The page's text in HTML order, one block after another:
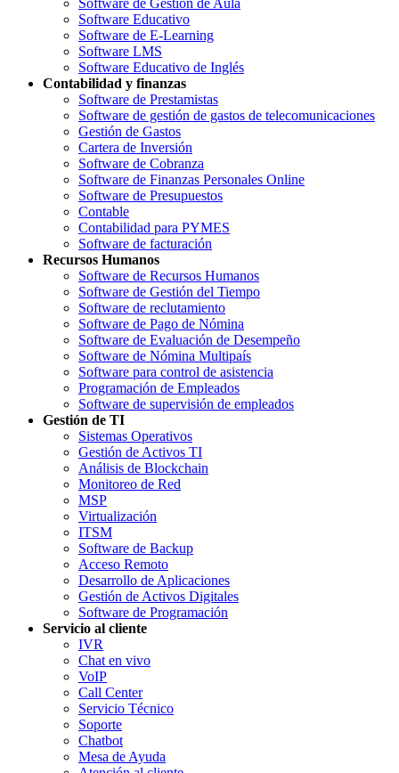
Software de Gestión de Aula
Software Educativo
Software de E-Learning
Software LMS
Software Educativo de Inglés
Contabilidad y finanzas
Software de Prestamistas
Software de gestión de gastos de telecomunicaciones
Gestión de Gastos
Cartera de Inversión
Software de Cobranza
Software de Finanzas Personales Online
Software de Presupuestos
Contable
Contabilidad para PYMES
Software de facturación
Recursos Humanos
Software de Recursos Humanos
Software de Gestión del Tiempo
Software de reclutamiento
Software de Pago de Nómina
Software de Evaluación de Desempeño
Software de Nómina Multipaís
Software para control de asistencia
Programación de Empleados
Software de supervisión de empleados
Gestión de TI
Sistemas Operativos
Gestión de Activos TI
Análisis de Blockchain
Monitoreo de Red
MSP
Virtualización
ITSM
Software de Backup
Acceso Remoto
Desarrollo de Aplicaciones
Gestión de Activos Digitales
Software de Programación
Servicio al cliente
IVR
Chat en vivo
VoIP
Call Center
Servicio Técnico
Soporte
Chatbot
Mesa de Ayuda